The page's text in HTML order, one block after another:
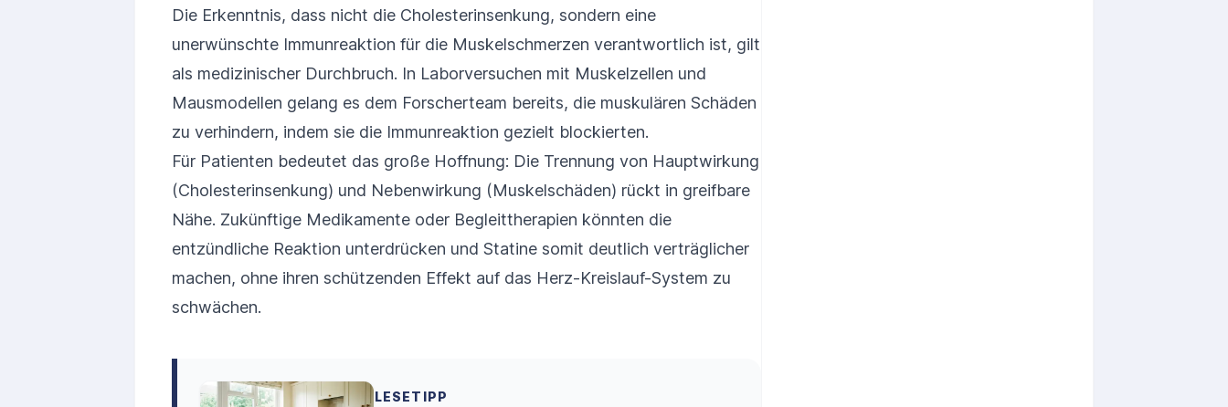
Die Erkenntnis, dass nicht die Cholesterinsenkung, sondern eine
unerwünschte Immunreaktion für die Muskelschmerzen verantwortlich ist, gilt
als medizinischer Durchbruch. In Laborversuchen mit Muskelzellen und
Mausmodellen gelang es dem Forscherteam bereits, die muskulären Schäden
zu verhindern, indem sie die Immunreaktion gezielt blockierten.
Für Patienten bedeutet das große Hoffnung: Die Trennung von Hauptwirkung
(Cholesterinsenkung) und Nebenwirkung (Muskelschäden) rückt in greifbare
Nähe. Zukünftige Medikamente oder Begleittherapien könnten die
entzündliche Reaktion unterdrücken und Statine somit deutlich verträglicher
machen, ohne ihren schützenden Effekt auf das Herz-Kreislauf-System zu
schwächen.
LESETIPP